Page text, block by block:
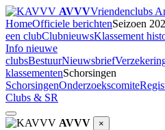
AVVVVriendenclubs
HomeOfficiele berichtenSeizoen
een clubClubnieuwsKlassement
Info nieuwe
clubsBestuurNieuwsbrief
klassementenSchorsingen
SchorsingenOnderzoekscomite
Clubs & SR
AVVV ×